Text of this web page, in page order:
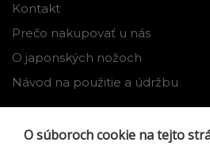
Kontakt
Prečo nakupovať u nás
O japonských nožoch
Návod na použitie a údržbu
O súboroch cookie na tejto